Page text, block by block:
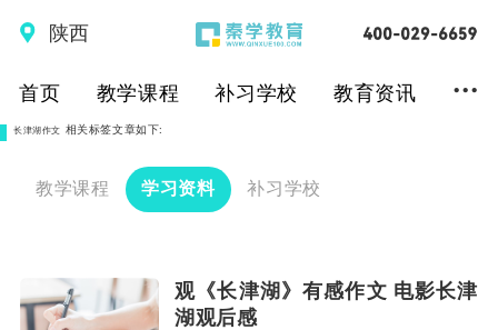
陕西
首页 教学课程 补习学校 教育资讯 ...
长津湖作文 相关标签文章如下:
教学课程 学习资料 补习学校
观《长津湖》有感作文 电影长津
湖观后感